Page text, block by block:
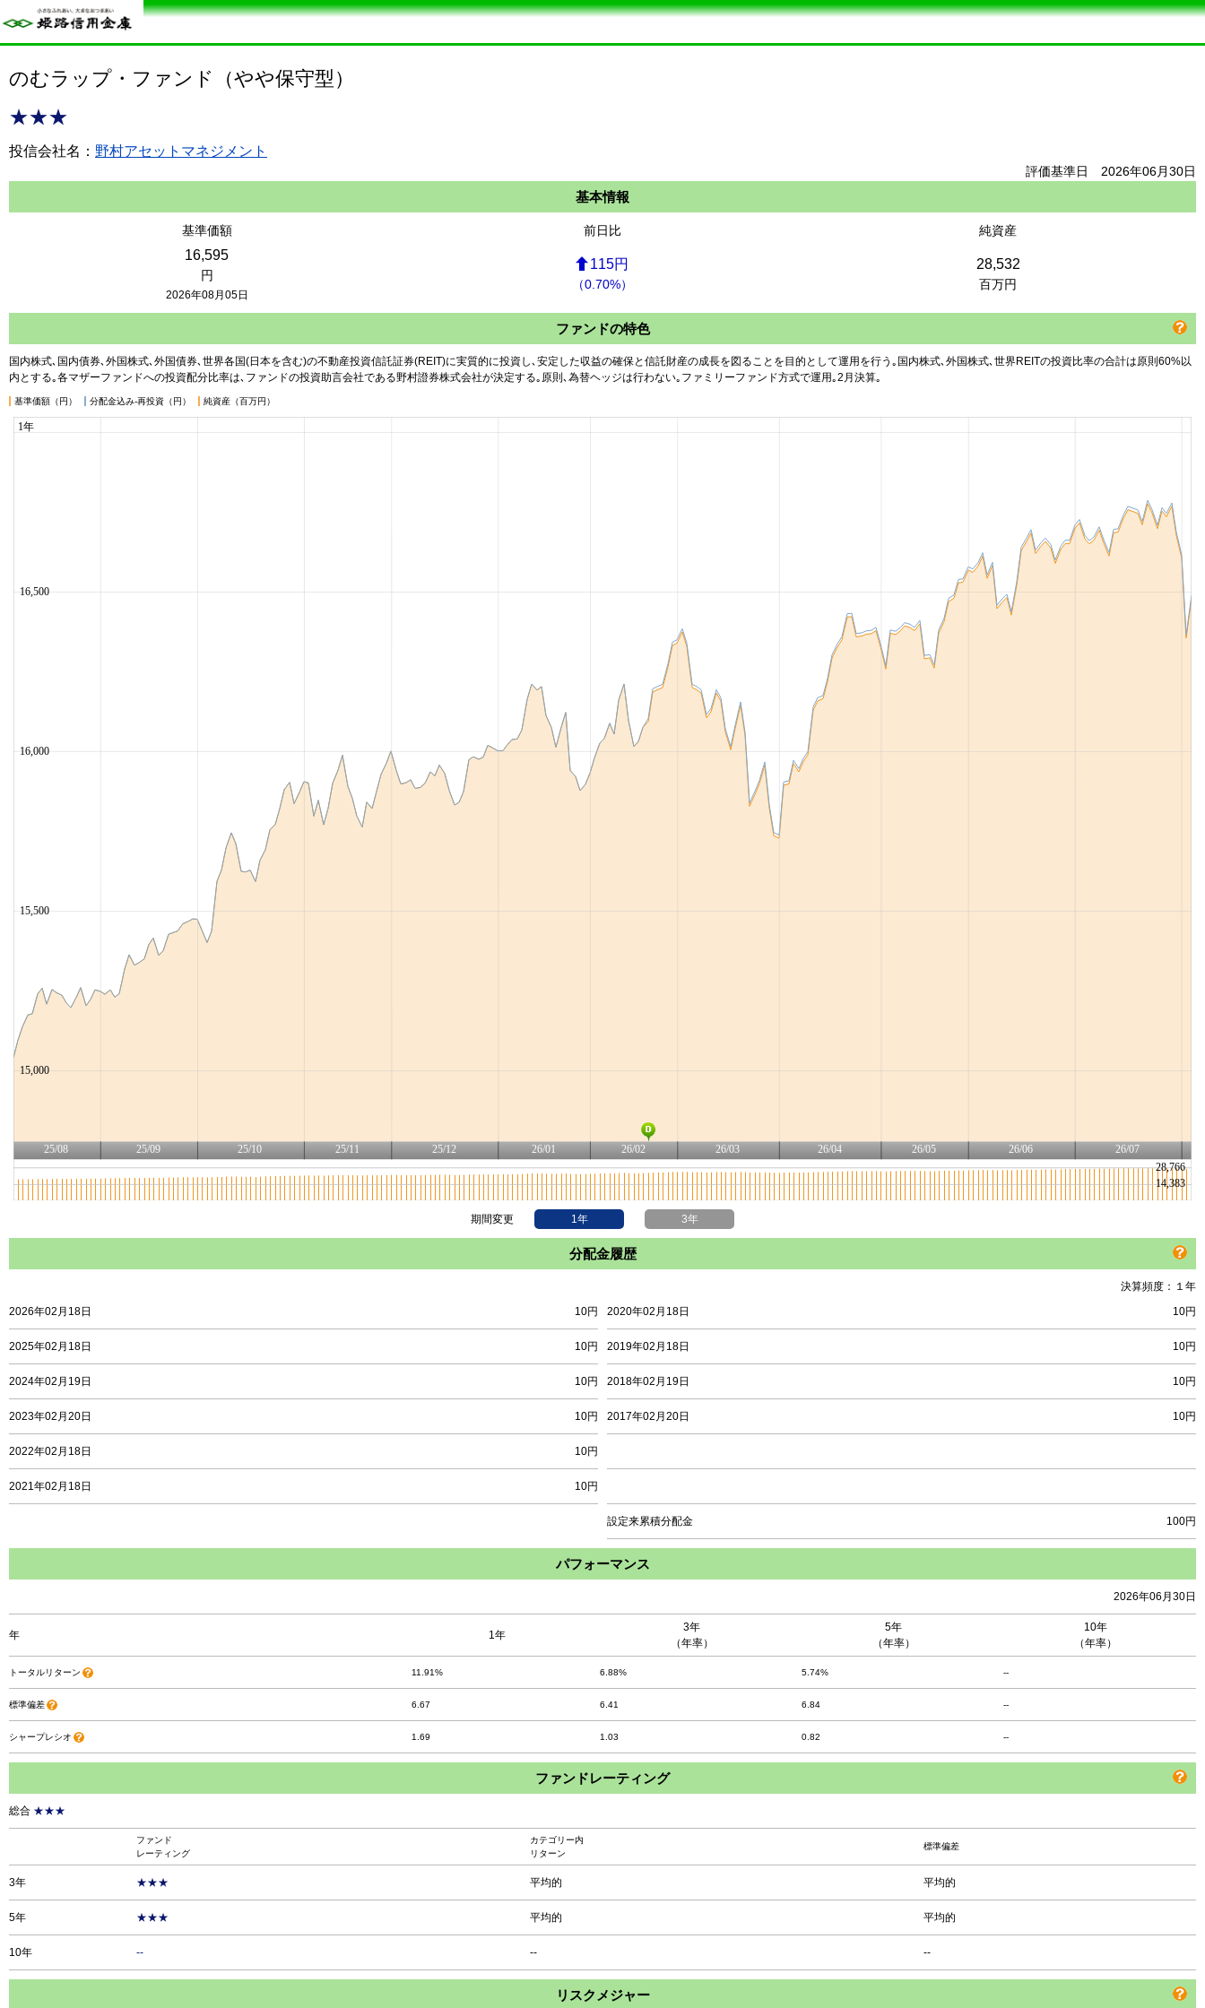
のむラップ・ファンド（やや保守型）
★★★
投信会社名： 野村アセットマネジメント
評価基準日 2026年06月30日
基本情報
基準価額 前日比 純資産
16,595
円
2026年08月05日
115円
（0.70%）
28,532
百万円
ファンドの特色
国内株式､国内債券､外国株式､外国債券､世界各国(日本を含む)の不動産投資信託証券(REIT)に実質的に投資し､安定した収益の確保と信託財産の成長を図ることを目的として運用を行う｡国内株式､外国株式､世界REITの投資比率の合計は原則60%以
内とする｡各マザーファンドへの投資配分比率は､ファンドの投資助言会社である野村證券株式会社が決定する｡原則､為替ヘッジは行わない｡ファミリーファンド方式で運用｡2月決算｡
基準価額（円） 分配金込み-再投資（円） 純資産（百万円）
期間変更 1年 3年
分配金履歴
決算頻度：１年
2026年02月18日
10円
2025年02月18日 10円
2024年02月19日 10円
2023年02月20日 10円
2022年02月18日 10円
2021年02月18日 10円
2020年02月18日 10円
2019年02月18日 10円
2018年02月19日 10円
2017年02月20日 10円
設定来累積分配金 100円
パフォーマンス
2026年06月30日
年 1年
3年
（年率）
5年
（年率）
10年
（年率）
トータルリターン 11.91% 6.88% 5.74% --
標準偏差 6.67 6.41 6.84 --
シャープレシオ 1.69 1.03 0.82 --
ファンドレーティング
総合 ★★★
ファンド
レーティング
カテゴリー内
リターン
標準偏差
3年 ★★★ 平均的 平均的
5年 ★★★ 平均的 平均的
10年 -- -- --
リスクメジャー